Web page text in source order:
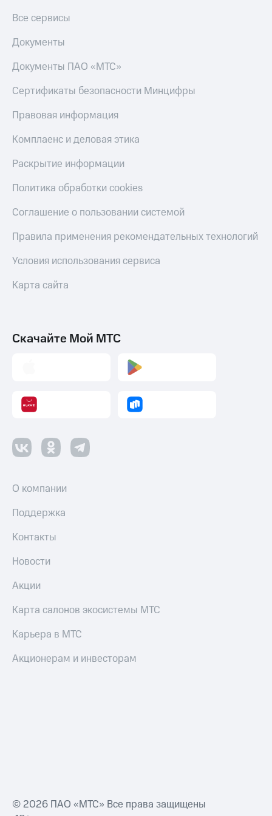
Все сервисы
Документы
Документы ПАО «МТС»
Сертификаты безопасности Минцифры
Правовая информация
Комплаенс и деловая этика
Раскрытие информации
Политика обработки cookies
Соглашение о пользовании системой
Правила применения рекомендательных технологий
Условия использования сервиса
Карта сайта
Скачайте Мой МТС
О компании
Поддержка
Контакты
Новости
Акции
Карта салонов экосистемы МТС
Карьера в МТС
Акционерам и инвесторам
© 2026 ПАО «МТС» Все права защищены